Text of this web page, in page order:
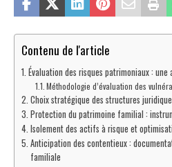
Contenu de l'article
Évaluation des risques patrimoniaux : une
Méthodologie d’évaluation des
Choix stratégique des structures
Protection du patrimoine familial :
Isolement des actifs à risque et
Anticipation des contentieux :
familiale